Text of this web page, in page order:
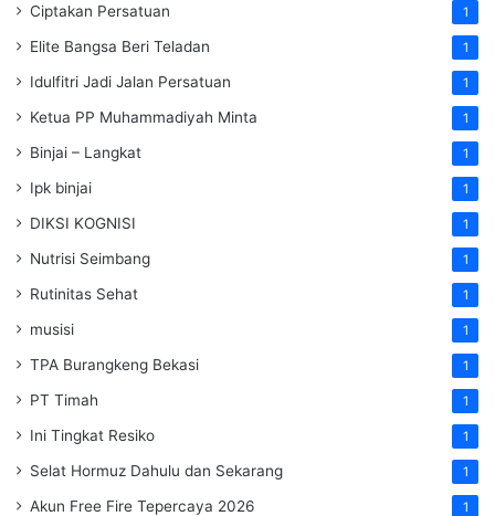
Ciptakan Persatuan 1
Elite Bangsa Beri Teladan 1
Idulfitri Jadi Jalan Persatuan 1
Ketua PP Muhammadiyah Minta 1
Binjai – Langkat 1
Ipk binjai 1
DIKSI KOGNISI 1
Nutrisi Seimbang 1
Rutinitas Sehat 1
musisi 1
TPA Burangkeng Bekasi 1
PT Timah 1
Ini Tingkat Resiko 1
Selat Hormuz Dahulu dan Sekarang 1
Akun Free Fire Tepercaya 2026 1